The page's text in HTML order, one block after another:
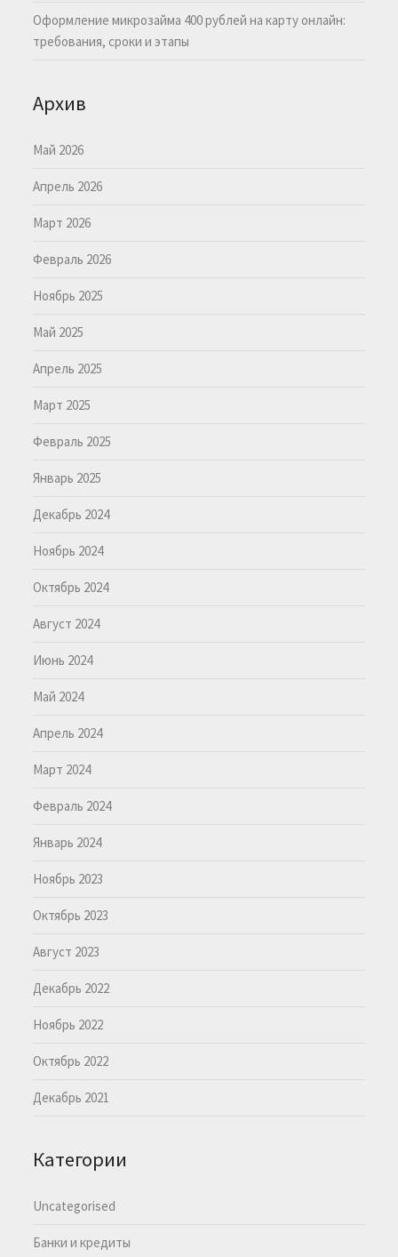
Оформление микрозайма 400 рублей на карту онлайн:
требования, сроки и этапы
Архив
Май 2026
Апрель 2026
Март 2026
Февраль 2026
Ноябрь 2025
Май 2025
Апрель 2025
Март 2025
Февраль 2025
Январь 2025
Декабрь 2024
Ноябрь 2024
Октябрь 2024
Август 2024
Июнь 2024
Май 2024
Апрель 2024
Март 2024
Февраль 2024
Январь 2024
Ноябрь 2023
Октябрь 2023
Август 2023
Декабрь 2022
Ноябрь 2022
Октябрь 2022
Декабрь 2021
Категории
Uncategorised
Банки и кредиты